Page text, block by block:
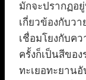
มักจะปรากฏอ
เกี่ยวข้องกับว
เชื่อมโยงกับค
ครั้งก็เป็นสีขอ
ทะเยอทะยานอั